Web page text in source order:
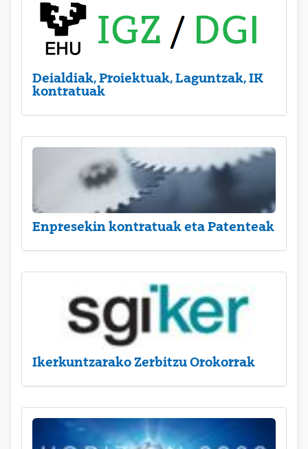
Deialdiak, Proiektuak, Laguntzak, IK
kontratuak
Enpresekin kontratuak eta Patenteak
Ikerkuntzarako Zerbitzu Orokorrak